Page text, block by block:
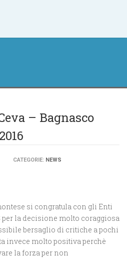
– Bagnasco
CATEGORIE: NEWS
si congratula con gli Enti
la decisione molto coraggiosa
bersaglio di critiche a pochi
invece molto positiva perchè
la forza per non